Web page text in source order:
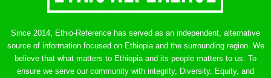
Since 2014, Ethio-Reference has served as an independent, alternative
source of information focused on Ethiopia and the surrounding region. We
believe that what matters to Ethiopia and its people matters to us. To
ensure we serve our community with integrity, Diversity, Equity, and